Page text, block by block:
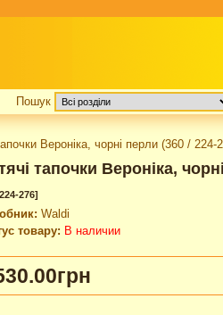
Пошук
Вероніка, чорні перли (360 / 224-
тапочки Вероніка,
276]
Waldi
товару: В наличии